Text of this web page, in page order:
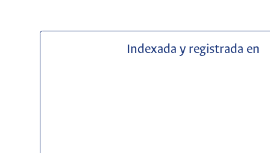
Indexada y registrada en